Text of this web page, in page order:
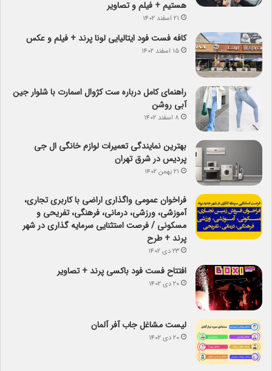
هستیم + فیلم و تصاویر
۲۱ اسفند ۱۴۰۲
کافه فست فود ایتالیایی لونا پرند + فیلم و عکس
۱۵ اسفند ۱۴۰۲
راهنمای کامل درباره ست کژوال اسمارت با شلوار جین
آبی روشن
۸ اسفند ۱۴۰۲
بهترین نمایندگی تعمیرات لوازم خانگی ال جی
پردیس در شرق تهران
۲۱ بهمن ۱۴۰۲
فراخوان عمومی واگذاری اراضی با کاربری تجاری،
آموزشی، ورزشی، درمانی، فرهنگی، تفریحی و
مسکونی / فرصت استثنایی سرمایه گذاری در شهر
پرند + طرح
۲۳ دی ۱۴۰۲
افتتاح فست فود باکسی پرند + تصاویر
۲۰ دی ۱۴۰۲
لیست مشاغل جاب آفر آلمان
۲۰ دی ۱۴۰۲